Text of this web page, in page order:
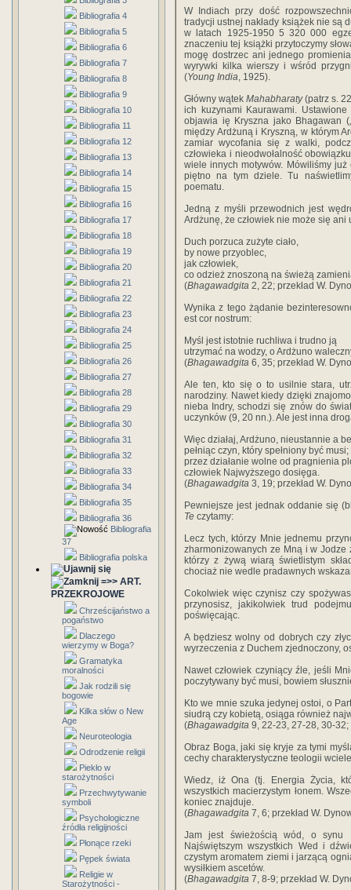
Bibliografia 4
Bibliografia 5
Bibliografia 6
Bibliografia 7
Bibliografia 8
Bibliografia 9
Bibliografia 10
Bibliografia 11
Bibliografia 12
Bibliografia 13
Bibliografia 14
Bibliografia 15
Bibliografia 16
Bibliografia 17
Bibliografia 18
Bibliografia 19
Bibliografia 20
Bibliografia 21
Bibliografia 22
Bibliografia 23
Bibliografia 24
Bibliografia 25
Bibliografia 26
Bibliografia 27
Bibliografia 28
Bibliografia 29
Bibliografia 30
Bibliografia 31
Bibliografia 32
Bibliografia 33
Bibliografia 34
Bibliografia 35
Bibliografia 36
Bibliografia
37
Bibliografia polska
=>> ART.
PRZEKROJOWE
Chrześcijaństwo a
pogaństwo
Dlaczego
wierzymy w Boga?
Gramatyka
moralności
Jak rodzili się
bogowie
Kilka słów o New
Age
Neuroteologia
Odrodzenie religii
Piekło w
starożytności
Przechwytywanie
symboli
Psychologiczne
źródła religijności
Płonące rzeki
Pępek świata
Religie w
Starożytności -
W Indiach przy dość
tradycji ustnej nakłady książek nie są
w latach 1925-1950 5 320 000
znaczeniu tej książki przytoczymy
mogę dostrzec ani jednego
wyrywki kilka wierszy i wśród
(Young India, 1925).
Główny wątekMahabharaty(patrz s.
ich kuzynami Kaurawami.
objawia ię Kryszna jako Bhagawan
między Ardżuną i Kryszną, w którym
zamiar wycofania się z walki,
człowieka i nieodwołalność
wiele innych motywów. Mówiliśmy
piętno na tym dziele. Tu
poematu.
Jedną z myśli przewodnich jest
Ardżunę, że człowiek nie może się ani
Duch porzuca zużyte ciało,
by nowe przyoblec,
jak człowiek,
co odzież znoszoną na świeżą
(Bhagawadgita 2, 22; przekład W.
Wynika z tego żądanie
est cor nostrum:
Myśl jest istotnie ruchliwa i trudno ją
utrzymać na wodzy, o Ardżuno
(Bhagawadgita 6, 35; przekład W.
Ale ten, kto się o to usilnie stara,
narodziny. Nawet kiedy dzięki
nieba Indry, schodzi się znów do
uczynków (9, 20 nn.). Ale jest inna
Więc działaj, Ardżuno, nieustannie a
pełniąc czyn, który spełniony być musi;
przez działanie wolne od pragnienia
człowiek Najwyższego dosięga.
(Bhagawadgita 3, 19; przekład W.
Pewniejsze jest jednak oddanie się
Te czytamy:
Lecz tych, którzy Mnie jednemu
zharmonizowanych ze Mną i w
którzy z żywą wiarą świetlistym
chociaż nie wedle pradawnych
Cokolwiek więc czynisz czy
przynosisz, jakikolwiek trud
poświęcając.
A będziesz wolny od dobrych czy
wyrzeczenia z Duchem zjednoczony,
Nawet człowiek czyniący źle, jeśli
poczytywany być musi, bowiem
Kto we mnie szuka jedynej ostoi, o
siudrą czy kobietą, osiąga również
(Bhagawadgita 9, 22-23, 27-28, 30-32;
Obraz Boga, jaki się kryje za tymi
cechy charakterystyczne teologii
Wiedz, iż Ona (tj. Energia Życia,
wszystkich macierzystym łonem.
koniec znajduje.
(Bhagawadgita 7, 6; przekład W.
Jam jest świeżością wód, o synu
Najświętszym wszystkich Wed i
czystym aromatem ziemi i jarzącą
wysiłkiem ascetów.
(Bhagawadgita 7, 8-9; przekład W.